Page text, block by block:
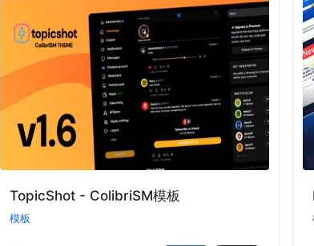
TopicShot - ColibriSM模板
模板